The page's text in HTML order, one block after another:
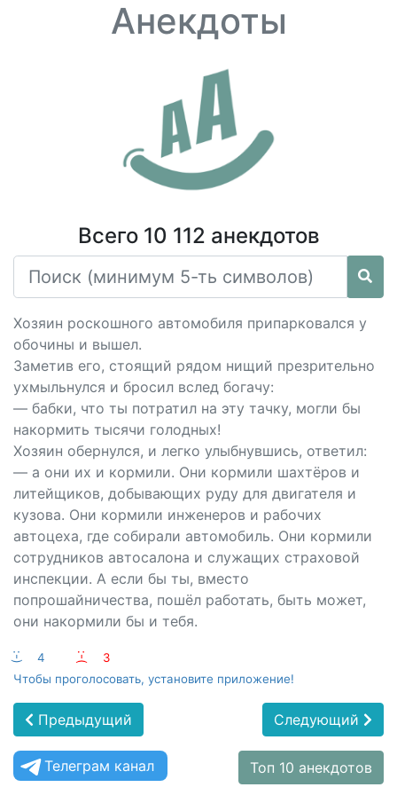
Анекдоты
Всего 10 112 анекдотов
Хозяин роскошного автомобиля припарковался у
обочины и вышел.
Заметив его, стоящий рядом нищий презрительно
ухмыльнулся и бросил вслед богачу:
— бабки, что ты потратил на эту тачку, могли бы
накормить тысячи голодных!
Хозяин обернулся, и легко улыбнувшись, ответил:
— а они их и кормили. Они кормили шахтёров и
литейщиков, добывающих руду для двигателя и
кузова. Они кормили инженеров и рабочих
автоцеха, где собирали автомобиль. Они кормили
сотрудников автосалона и служащих страховой
инспекции. А если бы ты, вместо
попрошайничества, пошёл работать, быть может,
они накормили бы и тебя.
:-) 4 :-(
3
Чтобы проголосовать, установите приложение!
Предыдущий Следующий
Телеграм канал Топ 10 анекдотов